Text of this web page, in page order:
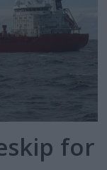
for